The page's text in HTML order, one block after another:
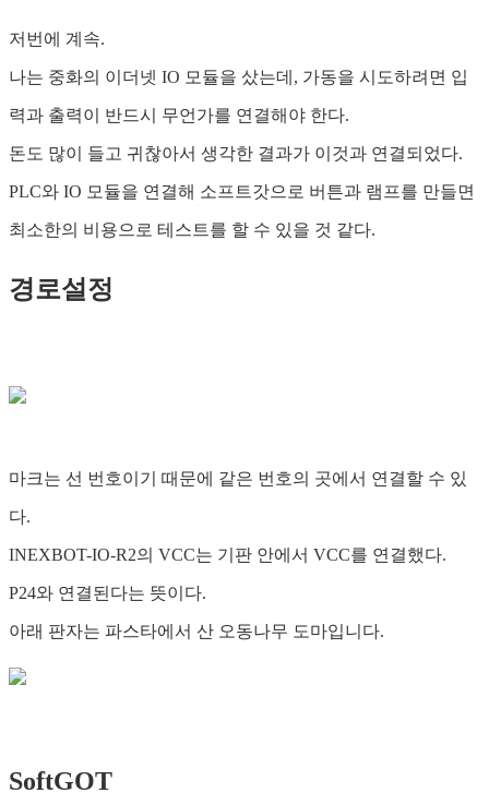
저번에 계속.
나는 중화의 이더넷 IO 모듈을 샀는데, 가동을 시도하려면 입
력과 출력이 반드시 무언가를 연결해야 한다.
돈도 많이 들고 귀찮아서 생각한 결과가 이것과 연결되었다.
PLC와 IO 모듈을 연결해 소프트갓으로 버튼과 램프를 만들면
최소한의 비용으로 테스트를 할 수 있을 것 같다.
경로설정
마크는 선 번호이기 때문에 같은 번호의 곳에서 연결할 수 있
다.
INEXBOT-IO-R2의 VCC는 기판 안에서 VCC를 연결했다.
P24와 연결된다는 뜻이다.
아래 판자는 파스타에서 산 오동나무 도마입니다.
SoftGOT